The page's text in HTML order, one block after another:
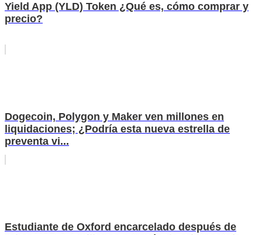
Yield App (YLD) Token ¿Qué es, cómo comprar y
precio?
Dogecoin, Polygon y Maker ven millones en
liquidaciones; ¿Podría esta nueva estrella de
preventa vi...
Estudiante de Oxford encarcelado después de